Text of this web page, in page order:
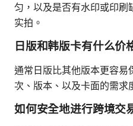
匀，以及是否有水印或印刷
实拍。
日版和韩版卡有什么价
通常日版比其他版本更容易
次、版本、以及卡面的需求
如何安全地进行跨境交